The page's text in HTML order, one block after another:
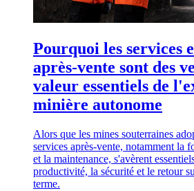
Pourquoi les services
après-vente sont des
valeur essentiels de
minière autonome
Alors que les mines souterraines
services après-vente, notamment la
et la maintenance, s'avèrent
productivité, la sécurité et le retour
terme.